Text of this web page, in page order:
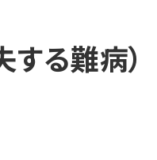
る難病）